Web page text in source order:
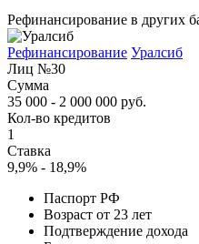
Рефинансирование в других
Рефинансирование Уралсиб
Лиц №30
Сумма
35 000 - 2 000 000 руб.
Кол-во кредитов
1
Ставка
9,9% - 18,9%
Паспорт РФ
Возраст от 23 лет
Подтверждение дохода